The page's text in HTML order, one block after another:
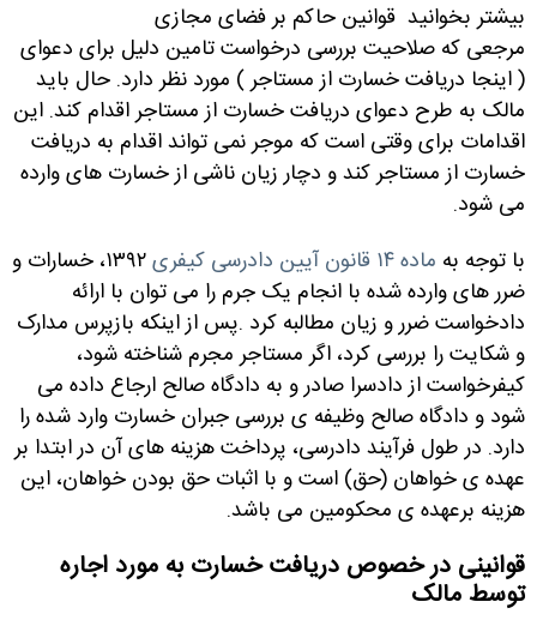
بیشتر بخوانید قوانین حاکم بر فضای مجازی
مرجعی که صلاحیت بررسی درخواست تامین دلیل برای دعوای
( اینجا دریافت خسارت از مستاجر ) مورد نظر دارد. حال باید
مالک به طرح دعوای دریافت خسارت از مستاجر اقدام کند. این
اقدامات برای وقتی است که موجر نمی تواند اقدام به دریافت
خسارت از مستاجر کند و دچار زیان ناشی از خسارت های وارده
می شود.
با توجه به ماده ۱۴ قانون آیین دادرسی کیفری
۱۳۹۲، خسارات و
ضرر های وارده شده با انجام یک جرم را می توان با ارائه
دادخواست ضرر و زیان مطالبه کرد .پس از اینکه بازپرس مدارک
و شکایت را بررسی کرد، اگر مستاجر مجرم شناخته شود،
کیفرخواست از دادسرا صادر و به دادگاه صالح ارجاع داده می
شود و دادگاه صالح وظیفه ی بررسی جبران خسارت وارد شده را
دارد. در طول فرآیند دادرسی، پرداخت هزینه های آن در ابتدا بر
عهده ی خواهان (حق) است و با اثبات حق بودن خواهان، این
هزینه برعهده ی محکومین می باشد.
قوانینی در خصوص دریافت خسارت به مورد اجاره
توسط مالک